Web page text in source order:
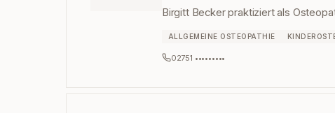
Birgitt Becker praktiziert als
ALLGEMEINE OSTEOPATHIE
02751 •••••••••